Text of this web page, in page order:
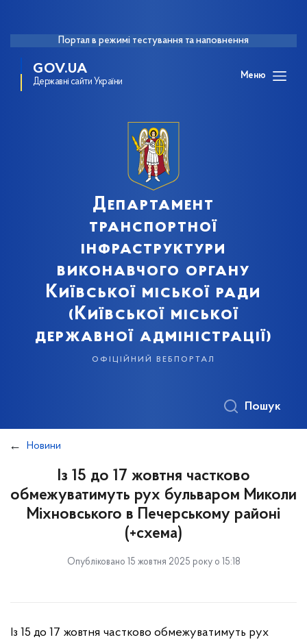
Портал в режимі тестування та наповнення
GOV.UA
Державні сайти України
Меню
Департамент
транспортної
інфраструктури
виконавчого органу
Київської міської ради
(Київської міської
державної адміністрації)
офіційний вебпортал
Пошук
Новини
Із 15 до 17 жовтня частково
обмежуватимуть рух бульваром Миколи
Міхновського в Печерському районі
(+схема)
Опубліковано 15 жовтня 2025 року о 15:18
Із 15 до 17 жовтня частково обмежуватимуть рух